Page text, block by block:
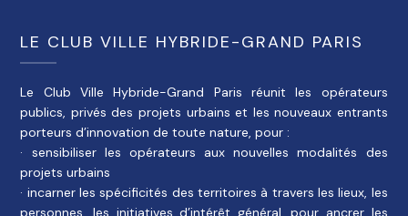
LE CLUB VILLE HYBRIDE-GRAND PARIS
Le Club Ville Hybride-Grand Paris réunit les opérateurs
publics, privés des projets urbains et les nouveaux entrants
porteurs d’innovation de toute nature, pour :
· sensibiliser les opérateurs aux nouvelles modalités des
projets urbains
· incarner les spécificités des territoires à travers les lieux, les
personnes, les initiatives d’intérêt général, pour ancrer les